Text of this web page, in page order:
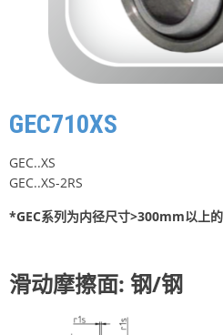
GEC710XS
GEC..XS
GEC..XS-2RS
*GEC系列为内径尺寸>300mm以上
滑动摩擦面: 钢/钢